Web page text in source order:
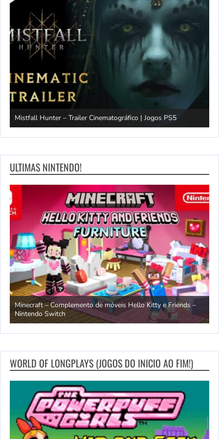
Mistfall Hunter – Trailer Cinematográfico | Jogos PS5
ULTIMAS NINTENDO!
Minecraft – Complemento de móveis Hello Kitty e Friends –
Nintendo Switch
WORLD OF LONGPLAYS (JOGOS DO INICIO AO FIM!)